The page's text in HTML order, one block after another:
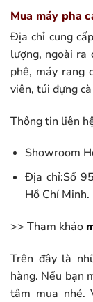
Mua máy pha
Địa chỉ cung
lượng, ngoài ra
phê, máy rang
viên, túi đựng
Thông tin liên
Showroom
Địa chỉ:Số
Hồ Chí Minh.
>> Tham khảo
Trên đây là
hàng. Nếu bạn
tâm mua nhé.